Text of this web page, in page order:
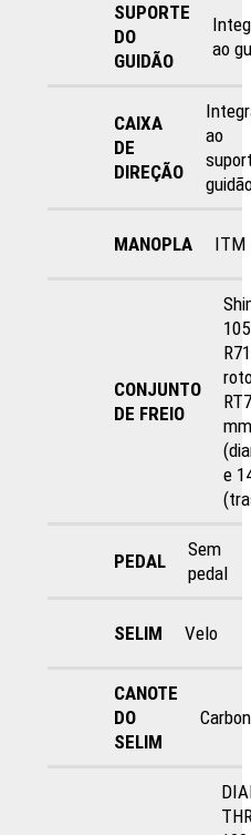
SUPORTE
DO
GUIDÃO
ao
CAIXA
DE
DIREÇÃO
ao
MANOPLA ITM
CONJUNTO
DE FREIO
mm
e
PEDAL
Sem
pedal
SELIM Velo
CANOTE
DO
SELIM